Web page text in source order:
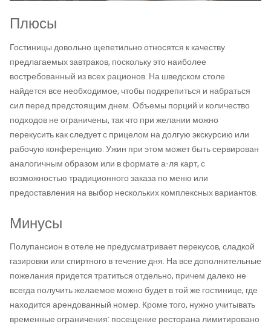
Плюсы
Гостиницы довольно щепетильно относятся к качеству
предлагаемых завтраков, поскольку это наиболее
востребованный из всех рационов. На шведском столе
найдется все необходимое, чтобы подкрепиться и набраться
сил перед предстоящим днем. Объемы порций и количество
подходов не ограничены, так что при желании можно
перекусить как следует с прицелом на долгую экскурсию или
рабочую конференцию. Ужин при этом может быть сервирован
аналогичным образом или в формате а-ля карт, с
возможностью традиционного заказа по меню или
предоставления на выбор нескольких комплексных вариантов.
Минусы
Полупансион в отеле не предусматривает перекусов, сладкой
газировки или спиртного в течение дня. На все дополнительные
пожелания придется тратиться отдельно, причем далеко не
всегда получить желаемое можно будет в той же гостинице, где
находится арендованный номер. Кроме того, нужно учитывать
временные ограничения: посещение ресторана лимитировано